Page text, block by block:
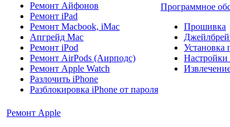
Ремонт Айфонов
Ремонт iPad
Ремонт Macbook, iMac
Апгрейд Mac
Ремонт iPod
Ремонт AirPods (Аирподс)
Ремонт Apple Watch
Разлочить iPhone
Разблокировка iPhone от пароля
Программное
Прошивка
Установка
Настройки
Ремонт Apple